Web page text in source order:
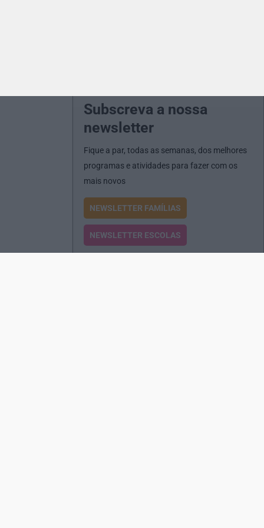
Subscreva a nossa
newsletter
Fique a par, todas as semanas, dos melhores
programas e atividades para fazer com os
mais novos
NEWSLETTER FAMÍLIAS
NEWSLETTER ESCOLAS